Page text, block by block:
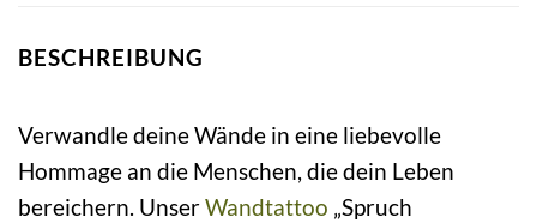
BESCHREIBUNG
Verwandle deine Wände in eine liebevolle
Hommage an die Menschen, die dein Leben
bereichern. UnserWandtattoo „Spruch